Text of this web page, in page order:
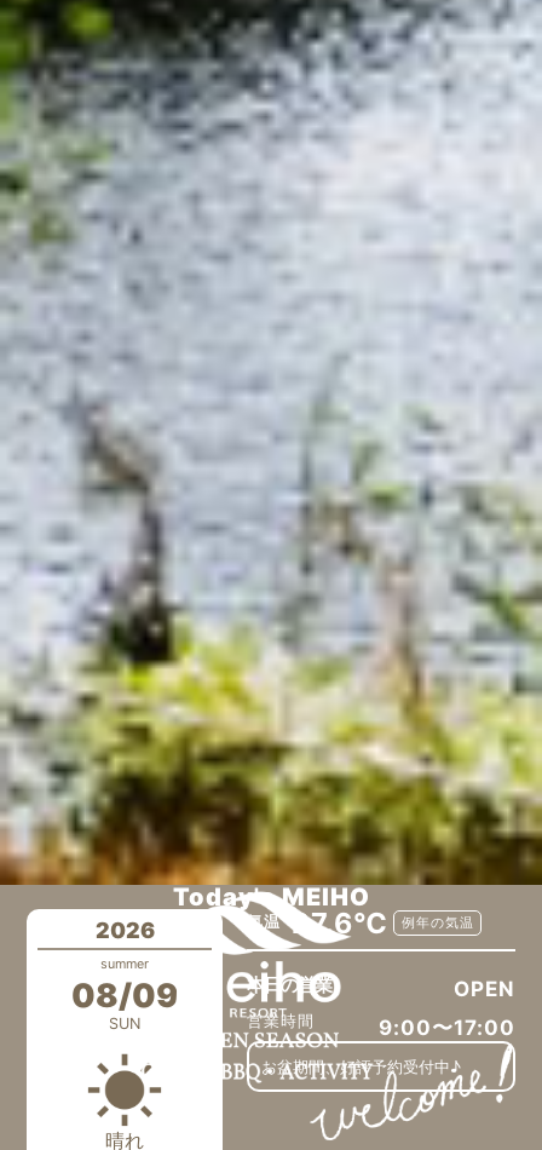
Today's MEIHO
2026
summer
08/09
SUN
晴れ
気温 27.6℃ 例年の気温
本日の営業 OPEN
営業時間 9:00〜17:00
お盆期間、好評予約受付中♪